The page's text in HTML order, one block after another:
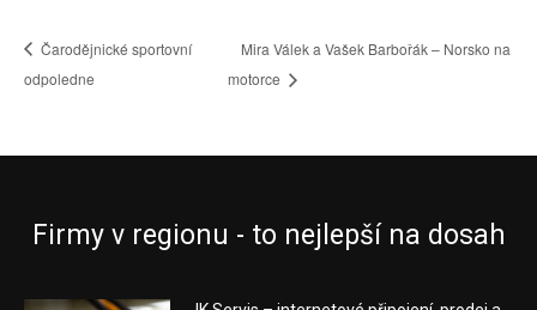
Čarodějnické sportovní
odpoledne
Mira Válek a Vašek Barbořák – Norsko na
motorce
Firmy v regionu - to nejlepší na dosah